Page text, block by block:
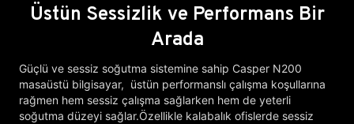
Üstün Sessizlik ve Performans Bir
Arada
Güçlü ve sessiz soğutma sistemine sahip Casper N200
masaüstü bilgisayar, üstün performanslı çalışma koşullarına
rağmen hem sessiz çalışma sağlarken hem de yeterli
soğutma düzeyi sağlar.Özellikle kalabalık ofislerde sessiz